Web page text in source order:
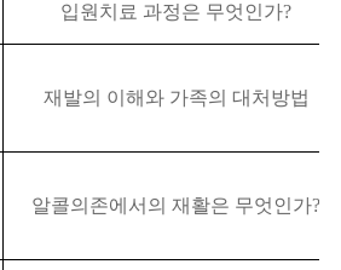
입원치료 과정은 무엇인가?
재발의 이해와 가족의 대처방법
알콜의존에서의 재활은 무엇인가?